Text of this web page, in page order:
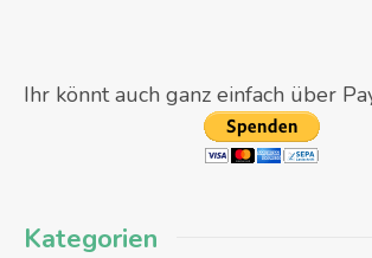
Ihr könnt auch ganz einfach über
Kategorien